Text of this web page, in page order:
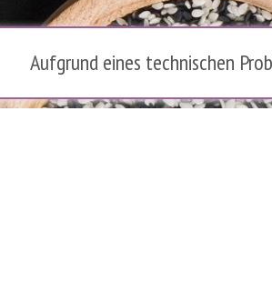
Aufgrund eines technischen